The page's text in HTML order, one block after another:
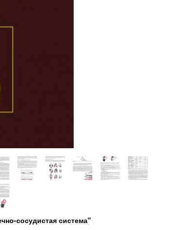
сосудистая система"